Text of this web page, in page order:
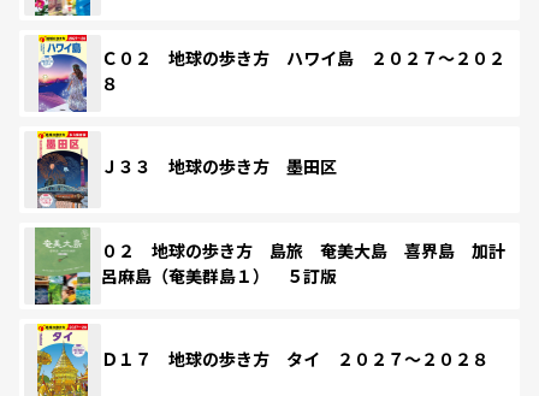
Ｃ０２ 地球の歩き方 ハワイ島 ２０２７～２０２
８
Ｊ３３ 地球の歩き方 墨田区
０２ 地球の歩き方 島旅 奄美大島 喜界島 加計
呂麻島（奄美群島１） ５訂版
Ｄ１７ 地球の歩き方 タイ ２０２７～２０２８